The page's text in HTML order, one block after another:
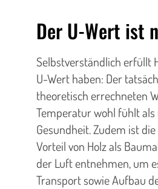
Der U-Wert ist
Selbstverständlich erfüllt
U-Wert haben: Der
theoretisch errechneten
Temperatur wohl fühlt
Gesundheit. Zudem ist
Vorteil von Holz als
der Luft entnehmen, um
Transport sowie Aufbau